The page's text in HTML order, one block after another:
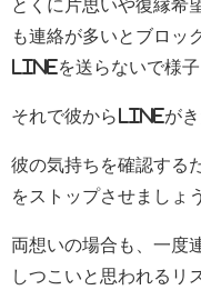
とくに片思いや復縁希
も連絡が多いとブロッ
LINEを送らないで様
それで彼からLINEがき
彼の気持ちを確認する
をストップさせましょ
両想いの場合も、一度
しつこいと思われるリ